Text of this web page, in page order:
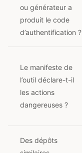
ou générateur a
produit le code
d’authentification ?
Le manifeste de
l’outil déclare-t-il
les actions
dangereuses ?
Des dépôts